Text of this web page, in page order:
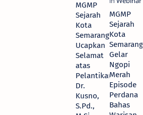
MGMP
Sejarah
Kota
Semarang
Ucapkan
Selamat
atas
Pelantikan
Dr.
Kusno,
S.Pd.,
MGMP
Sejarah
Kota
Semarang
Gelar
Ngopi
Merah
Episode
Perdana
Bahas